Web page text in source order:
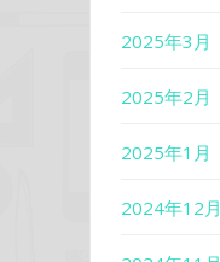
2025年3月
2025年2月
2025年1月
2024年12月